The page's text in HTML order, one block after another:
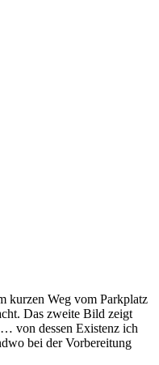
kurzen Weg vom Parkplatz
Das zweite Bild zeigt
von dessen Existenz ich
bei der Vorbereitung